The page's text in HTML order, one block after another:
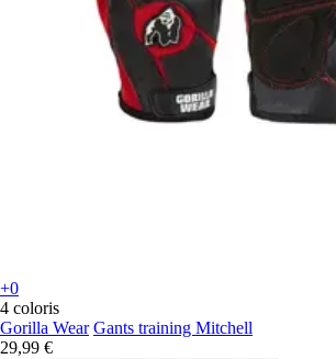
+0
4 coloris
Gorilla Wear Gants training Mitchell
29,99 €